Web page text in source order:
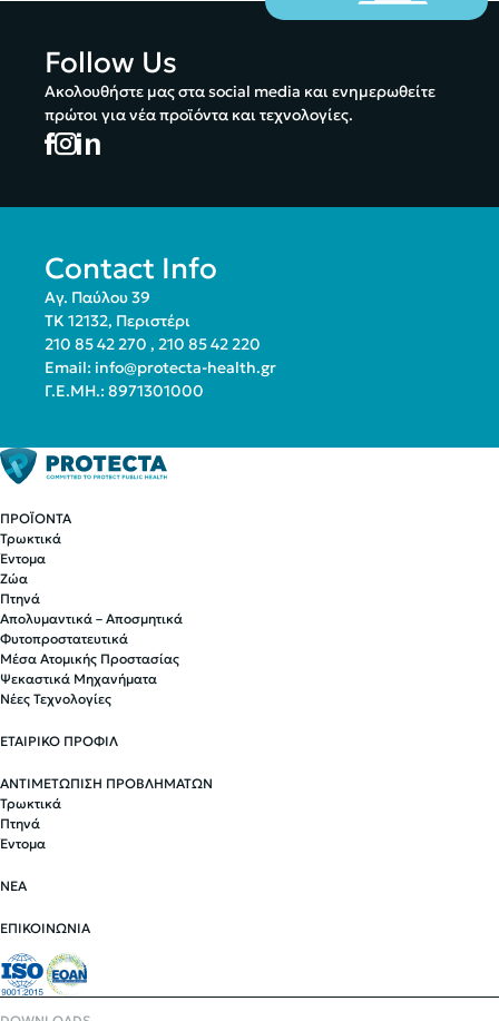
Follow Us
Ακολουθήστε μας στα social media και ενημερωθείτε
πρώτοι για νέα προϊόντα και τεχνολογίες.
Contact Info
Αγ. Παύλου 39
ΤΚ 12132, Περιστέρι
210 85 42 270 , 210 85 42 220
Email: info@protecta-health.gr
Γ.Ε.ΜΗ.: 8971301000
ΠΡΟΪΟΝΤΑ
Τρωκτικά
Έντομα
Ζώα
Πτηνά
Απολυμαντικά – Αποσμητικά
Φυτοπροστατευτικά
Μέσα Ατομικής Προστασίας
Ψεκαστικά Μηχανήματα
Νέες Τεχνολογίες
ΕΤΑΙΡΙΚΟ ΠΡΟΦΙΛ
ΑΝΤΙΜΕΤΩΠΙΣΗ ΠΡΟΒΛΗΜΑΤΩΝ
Τρωκτικά
Πτηνά
Έντομα
ΝΕΑ
ΕΠΙΚΟΙΝΩΝΙΑ